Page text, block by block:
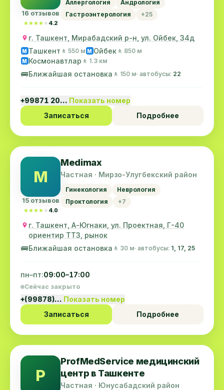
16 отзывов
★★★★★
★★★★★ 4.2
Аллергология
Андрология
Гастроэнтерология
+25
г. Ташкент, Мирабадский р-н, ул. Ойбек, 34д
M Ташкент 🚶 550 м M Ойбек 🚶 850 м
M Космонавтлар 🚶 1.3 км
🚌Ближайшая остановка 🚶 150 м· автобусы: 22
+99871 20… Показать номер
Записаться
Подробнее
M
15 отзывов
★★★★★
★★★★★ 4.0
Medimax
Частная · Мирзо-Улугбекский район
Гинекология
Неврология
Проктология
+7
г. Ташкент, А-Югнаки, ул. Проектная, Г-40
ориентир ТТЗ, рынок
🚌Ближайшая остановка 🚶 30 м· автобусы: 1, 17, 25
пн–пт:09:00–17:00
Сейчас закрыто
+(99878)… Показать номер
Записаться
Подробнее
P
ProfMedService медицинский
центр в Ташкенте
Частная · Юнусабадский район